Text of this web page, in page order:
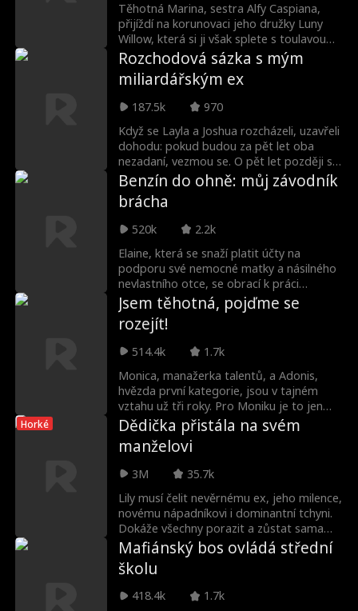
Těhotná Marina, sestra Alfy Caspiana,
přijíždí na korunovaci jeho družky Luny
Willow, která si ji však splete s toulavou
milenkou. Willow, zaslepená žárlivostí,
Marinu šikanuje, čímž u ní vyvolá potrat.
Sourozenci Brooksovi nyní prahnou po
pomstě.
Rozchodová sázka s mým
miliardářským ex
187.5k
970
Když se Layla a Joshua rozcházeli, uzavřeli
dohodu: pokud budou za pět let oba
nezadaní, vezmou se. O pět let později se
z Joshuy stane nejžádanější a nejbohatší
šéfkuchař na světě a nastoupí do
restaurace, kde Layla pracuje. Joshua
chce dohodu naplnit, ale Layla kvůli svému
podlomenému zdraví zalže a řekne, že už
je zasnoubená. Vzájemná přitažlivost se
ale nedá popřít a jiskra znovu přeskočí.
Odhalí nakonec Joshua její lež? Dokážou
překonat ztracený čas a být zase spolu?
Zvítězí nakonec láska?
Benzín do ohně: můj závodník
brácha
520k
2.2k
Elaine, která se snaží platit účty na
podporu své nemocné matky a násilného
nevlastního otce, se obrací k práci
tanečnice na ilegálních pouličních
závodech. Osud tomu chtěl, že
nevědomky narazí na nejstrašnějšího a
nejzáviděnějšího světového šampiona v
pouličních závodech... svého nevlastního
bratra. A dá mu své panenství.
Jsem těhotná, pojďme se
rozejít!
514.4k
1.7k
Monica, manažerka talentů, a Adonis,
hvězda první kategorie, jsou v tajném
vztahu už tři roky. Pro Moniku je to jen
neopětovaná láska, protože Adonis jí
nikdy nevyjádřil své city. Monica, nyní
těhotná, se rozhodne tento vztah ukončit.
Teprve pak si Adonis uvědomí, že
potřebuje jen ji. O několik let později se
jejich cesty znovu zkříží a Monica je nyní
uznávanou filmovou režisérkou. Získá
Adonis tentokrát svou lásku zpět?
Horké
Dědička přistála na svém
manželovi
3M
35.7k
Lily musí čelit nevěrnému ex, jeho milence,
novému nápadníkovi i dominantní tchyni.
Dokáže všechny porazit a zůstat sama
sebou?
Mafiánský bos ovládá střední
školu
418.4k
1.7k